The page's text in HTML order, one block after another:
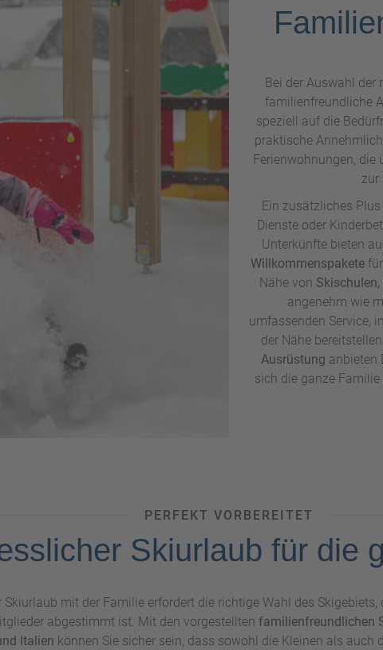
haben.
Bei der Auswahl der
familienfreundliche
speziell auf die
praktische
Ferienwohnungen, die
zur
Ein zusätzliches
Dienste oder
Unterkünfte bieten
Willkommenspakete
Nähe von
angenehm wie
umfassenden Service,
der Nähe
Ausrüstung
sich die ganze
PERFEKT VORBEREITET
Skiurlaub für die
Skiurlaub mit der Familie erfordert die richtige Wahl des
abgestimmt ist. Mit den vorgestellten familienfreundlichen
Italien können Sie sicher sein, dass sowohl die Kleinen als auch